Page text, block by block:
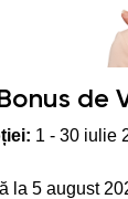
de
1 - 30 iulie
la 5 august